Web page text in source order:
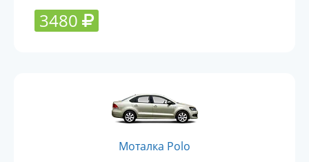
3480
Моталка Polo